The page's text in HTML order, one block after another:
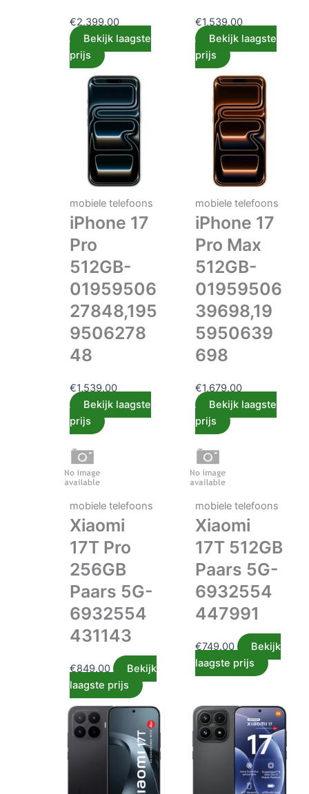
€2,399.00
Bekijk laagste
prijs
€1,539.00
Bekijk laagste
prijs
mobiele telefoons
iPhone 17
Pro
512GB-
01959506
27848,195
9506278
48
€1,539.00
Bekijk laagste
prijs
mobiele telefoons
iPhone 17
Pro Max
512GB-
01959506
39698,19
5950639
698
€1,679.00
Bekijk laagste
prijs
mobiele telefoons
Xiaomi
17T Pro
256GB
Paars 5G-
6932554
431143
€849.00
Bekijk
laagste prijs
mobiele telefoons
Xiaomi
17T 512GB
Paars 5G-
6932554
447991
€749.00
Bekijk
laagste prijs